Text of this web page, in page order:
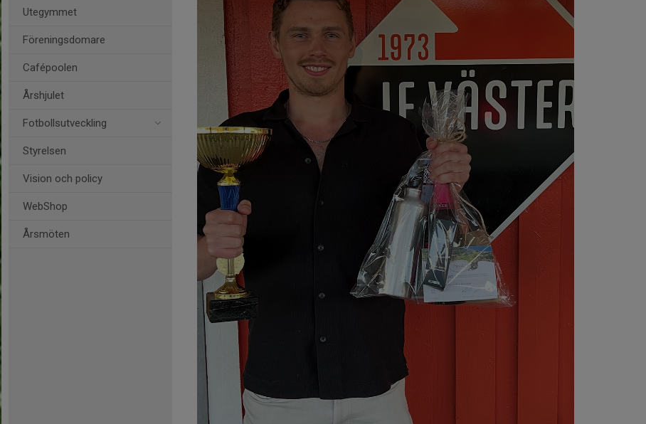
Utegymmet
Föreningsdomare
Cafépoolen
Årshjulet
Fotbollsutveckling
Styrelsen
Vision och policy
WebShop
Årsmöten